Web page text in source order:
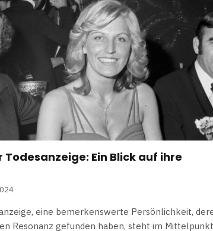
Ein Blick auf ihre
eine bemerkenswerte Persönlichkeit,
Resonanz gefunden haben, steht im Mittelpunkt